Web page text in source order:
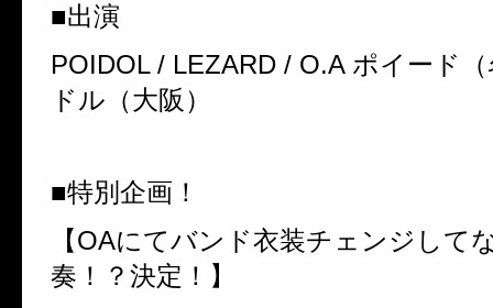
■出演
POIDOL / LEZARD / O.A ポイード
ドル（大阪）
■特別企画！
【OAにてバンド衣装チェンジして
奏！？決定！】